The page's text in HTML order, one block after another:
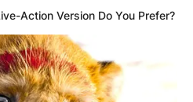
Action Version Do You Prefer?